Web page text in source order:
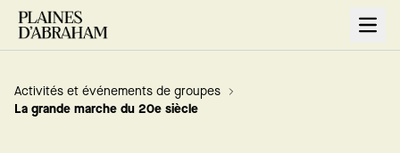
Open
Activités et événements de groupes
La grande marche du 20e siècle